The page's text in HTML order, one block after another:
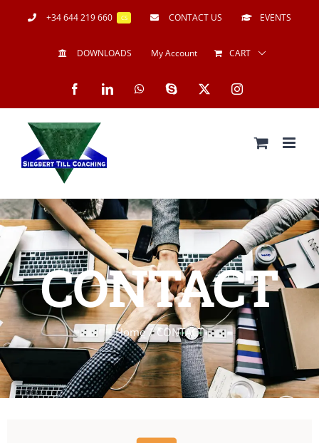
+34 644 219 660 CS CONTACT US EVENTS
DOWNLOADS My Account CART
CONTACT
Home CONTACT